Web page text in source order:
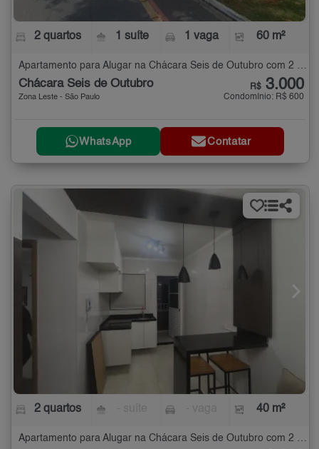
2 quartos 1 suíte 1 vaga 60 m²
Apartamento para Alugar na Chácara Seis de Outubro com 2 quartos - 60 m²
Chácara Seis de Outubro
Zona Leste - São Paulo
R$ 3.000
Condomínio: R$ 600
WhatsApp Contatar
2 quartos 40 m²
Apartamento para Alugar na Chácara Seis de Outubro com 2 quartos - 40 m²